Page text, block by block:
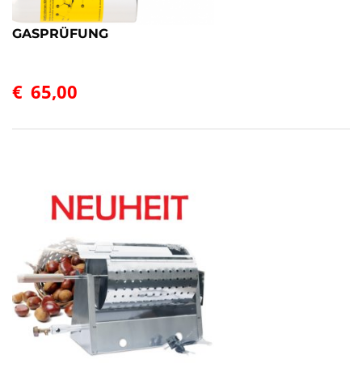
GASPRÜFUNG
€ 65,00